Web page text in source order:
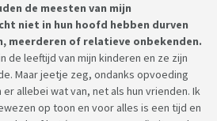
de meesten van mijn
niet in hun hoofd hebben durven
meerderen of relatieve onbekenden.
de leeftijd van mijn kinderen en ze zijn
Maar jeetje zeg, ondanks opvoeding
allebei wat van, net als hun vrienden. Ik
op toon en voor alles is een tijd en